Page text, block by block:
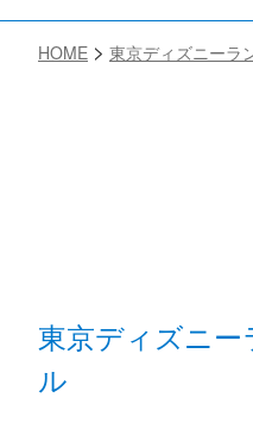
HOME 東京ディズニーラ
東京ディズニ
ル